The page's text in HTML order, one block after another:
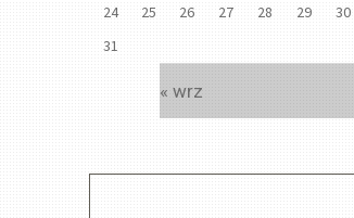
24
25 26 27 28 29
30
31
« wrz